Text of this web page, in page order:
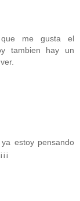
me gusta el
tambien hay un
estoy pensando